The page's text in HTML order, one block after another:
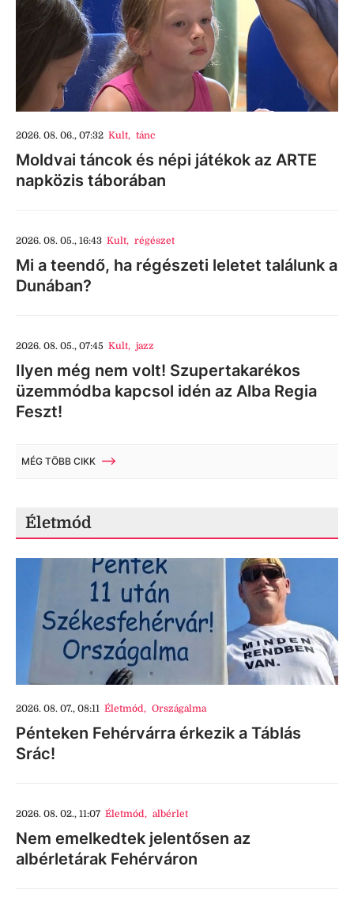
2026. 08. 06., 07:32 Kult, tánc
Moldvai táncok és népi játékok az ARTE
napközis táborában
2026. 08. 05., 16:43 Kult, régészet
Mi a teendő, ha régészeti leletet találunk a
Dunában?
2026. 08. 05., 07:45 Kult, jazz
Ilyen még nem volt! Szupertakarékos
üzemmódba kapcsol idén az Alba Regia
Feszt!
MÉG TÖBB CIKK
Életmód
2026. 08. 07., 08:11 Életmód, Országalma
Pénteken Fehérvárra érkezik a Táblás
Srác!
2026. 08. 02., 11:07 Életmód, albérlet
Nem emelkedtek jelentősen az
albérletárak Fehérváron